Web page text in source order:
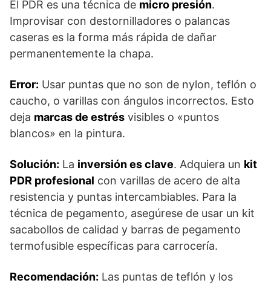
No
revisar
la
pintura
Solución:Inspección minuciosa con
una linterna LED. Si hay rotura, el PDR
solo se usará para levantar el metal
antes de una mínima aplicación de
El PDR es una técnica de micro presión.
Improvisar con destornilladores o palancas
caseras es la forma más rápida de dañar
permanentemente la chapa.
Error: Usar puntas que no son de nylon, teflón o
caucho, o varillas con ángulos incorrectos. Esto
deja marcas de estrés visibles o «puntos
blancos» en la pintura.
Solución: La inversión es clave. Adquiera un kit
PDR profesional con varillas de acero de alta
resistencia y puntas intercambiables. Para la
técnica de pegamento, asegúrese de usar un kit
sacabollos de calidad y barras de pegamento
termofusible específicas para carrocería.
Recomendación: Las puntas de teflón y los